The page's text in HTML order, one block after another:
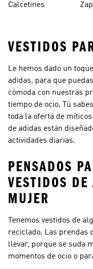
Blancos
Calcetines
VESTIDOS
Le hemos dado un
adidas, para que
cómoda con nuestras
tiempo de ocio. Tú
toda la oferta de
de adidas están
actividades diarias.
PENSADOS
VESTIDOS
MUJER
Tenemos vestidos de
reciclado. Las prendas
llevar, porque se suda
momentos de ocio o